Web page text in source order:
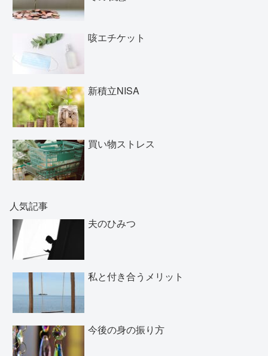
咳エチケット
新積立NISA
買い物ストレス
人気記事
夫のひみつ
私と付き合うメリット
今後の身の振り方